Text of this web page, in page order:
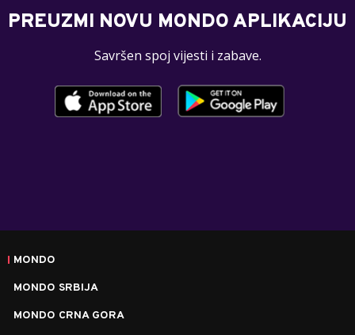
PREUZMI NOVU MONDO APLIKACIJU
Savršen spoj vijesti i zabave.
MONDO
MONDO SRBIJA
MONDO CRNA GORA